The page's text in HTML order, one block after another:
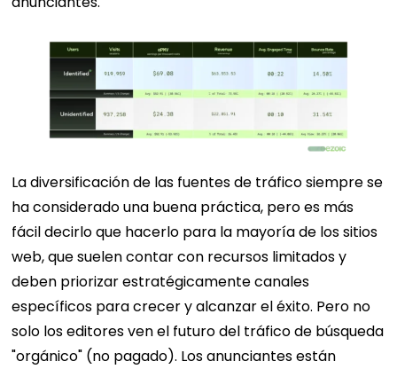
La diversificación de las fuentes de tráfico siempre se
ha considerado una buena práctica, pero es más
fácil decirlo que hacerlo para la mayoría de los sitios
web, que suelen contar con recursos limitados y
deben priorizar estratégicamente canales
específicos para crecer y alcanzar el éxito. Pero no
solo los editores ven el futuro del tráfico de búsqueda
"orgánico" (no pagado). Los anunciantes están